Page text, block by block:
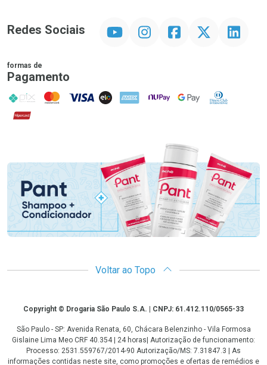
Redes Sociais InstagramFacebookTwitter Linkedin
formas de
Pagamento
PIX MasterCard
VISA ELO AMEX NuPay Google PayDiners Club
Hipercard
Promoção em Destaque
Voltar ao Topo
CopyrightCopyright © Drogaria São Paulo S.A. | CNPJ: 61.412.110/0565-33
São Paulo - SP: Avenida Renata, 60, Chácara Belenzinho - Vila Formosa
Gislaine Lima Meo CRF 40.354 | 24 horas| Autorização de funcionamento:
Processo: 2531.559767/2014-90 Autorização/MS: 7.31847.3 | As
informações contidas neste site, como promoções e ofertas de remédios e